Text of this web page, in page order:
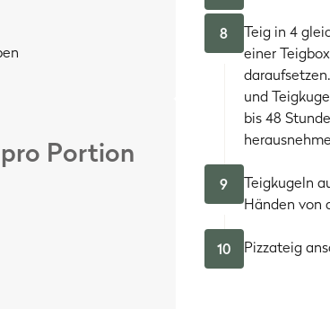
Backofen wieder auf Ober-/Unterhitze stellen
ein krosses Finish zu geben.
pro Portion
8
Teig in 4
einer
und
bis 48
9
Teigkugeln
Händen von
10 Pizzateig